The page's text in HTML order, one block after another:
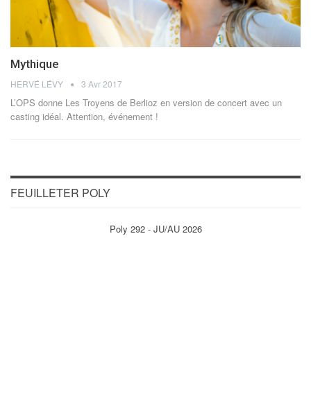
Mythique
HERVÉ LÉVY 3 Avr 2017
L’OPS donne Les Troyens de Berlioz en version de concert avec un
casting idéal. Attention, événement !
FEUILLETER POLY
Poly 292 - JU/AU 2026